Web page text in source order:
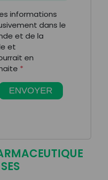
informations
dans le
et de la
et
en
*
ENVOYER